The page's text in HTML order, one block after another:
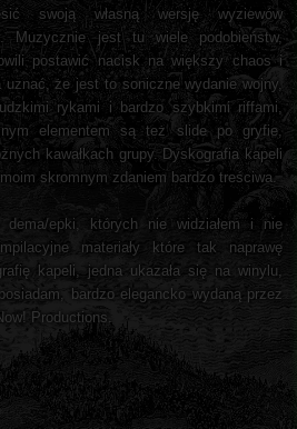
swoją własną wersję wyziewów
Muzycznie jest tu wiele podobieństw,
postawić nacisk na większy chaos i
że jest to soniczne wydanie wojny,
rykami i bardzo szybkimi riffami,
elementem są też slide po gryfie,
kawałkach grupy. Dyskografia kapeli
skromnym zdaniem bardzo treściwa.
epki, których nie widziałem i nie
materiały które tak naprawę
kapeli, jedna ukazała się na winylu,
bardzo elegancko wydaną przez
Productions.